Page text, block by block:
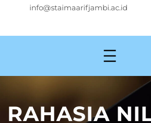
info@staimaarifjambi.ac.id
RAHASIA